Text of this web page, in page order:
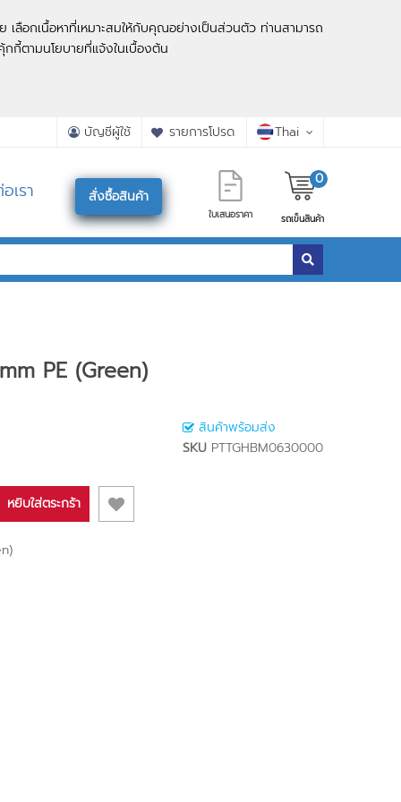
ลือกเนื้อหาที่เหมาะสมให้กับคุณอย่างเป็นส่วนตัว ท่านสามารถ
กกี้ตามนโยบายที่แจ้งในเบื้องต้น
Thai
บัญชีผู้ใช้ รายการโปรด
เรา สั่งซื้อสินค้า
ใบเสนอราคา รถเข็นสินค้า
0
PE (Green)
สินค้าพร้อมส่ง
SKU PTTGHBM0630000
หยิบใส่ตระกร้า